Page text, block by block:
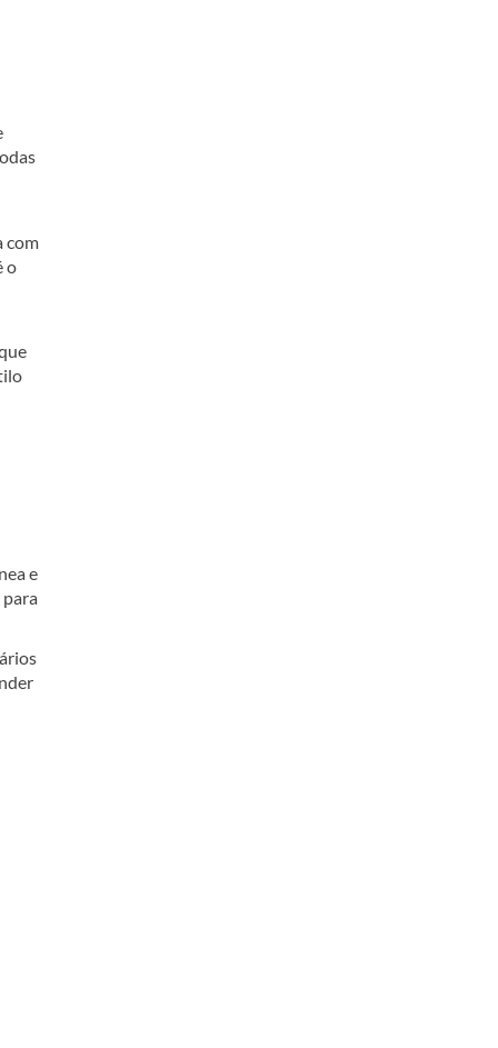
com
o
e